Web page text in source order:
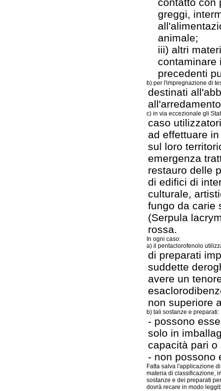
greggi,
animale;
iii) altri
contaminare
precedenti
b) per l'impregnazione di
destinati
c) in via eccezionale gli
caso
ad effettuare
sul loro
emergenza
restauro delle
di edifici di
culturale,
fungo da carie
(Serpula
rossa.
In ogni caso:
a) il pentaclorofenolo
di preparati
suddette
avere un
non superiore
b) tali sostanze e preparati:
- possono
solo in
capacità pari o
- non possono
Fatta salva l'applicazione
materia di classificazione,
sostanze e dei preparati
dovrà recare in modo